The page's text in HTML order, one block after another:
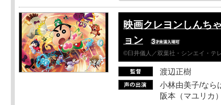
映画クレヨンしんち
ョン
©臼井儀人／双葉社・シンエイ・テ
渡辺正樹
小林由美子/なら
阪本（マユリカ